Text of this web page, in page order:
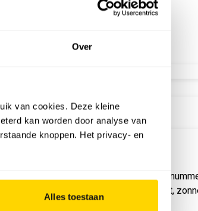
Over
van cookies. Deze kleine
kan worden door analyse van
knoppen. Het privacy- en
Alles toestaan
van Solar & Storage Magazine is uit. Dit
die in de wet vastgelegd wordt,
druk op het Vlaamse stroomnet.